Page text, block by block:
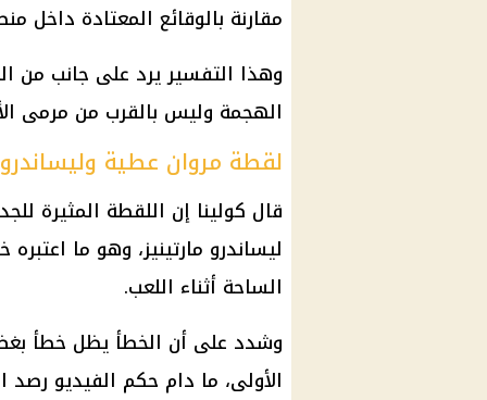
مقارنة بالوقائع المعتادة داخل
وهذا التفسير يرد على جانب من
الهجمة وليس بالقرب من مرمى
لقطة مروان عطية وليساندرو
قال كولينا إن اللقطة
ليساندرو مارتينيز، وهو ما
الساحة أثناء اللعب.
وشدد على أن الخطأ يظل خطأ
الأولى، ما دام حكم الفيديو